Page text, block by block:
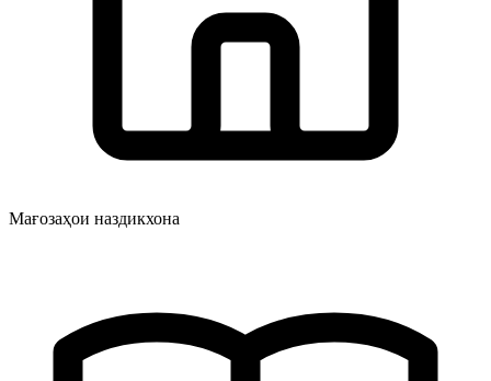
Мағозаҳои наздикхона